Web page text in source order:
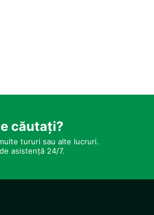
căutați?
tururi sau alte lucruri.
asistență 24/7.